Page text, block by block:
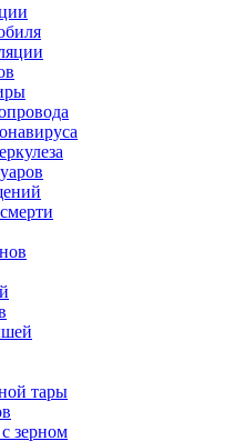
тары
зерном